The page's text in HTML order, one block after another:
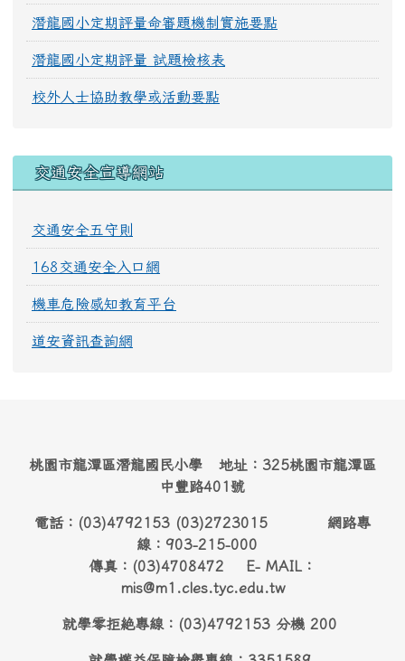
潛龍國小定期評量命審題機制實施要點
潛龍國小定期評量 試題檢核表
校外人士協助教學或活動要點
交通安全宣導網站
交通安全五守則
168交通安全入口網
機車危險感知教育平台
道安資訊查詢網
桃園市龍潭區潛龍國民小學 地址：325桃園市龍潭區
中豐路401號
電話：(03)4792153 (03)2723015 網路專
線：903-215-000
傳真：(03)4708472 E- MAIL：
mis@m1.cles.tyc.edu.tw
就學零拒絶專線：(03)4792153 分機 200